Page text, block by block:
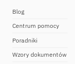
Blog
Centrum pomocy
Poradniki
Wzory dokumentów